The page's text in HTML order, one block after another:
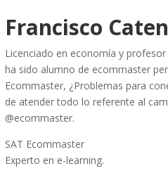
Francisco
Licenciado en economía y
ha sido alumno de ecommaster
Ecommaster, ¿Problemas para
de atender todo lo referente al
@ecommaster.
SAT Ecommaster
Experto en e-learning.